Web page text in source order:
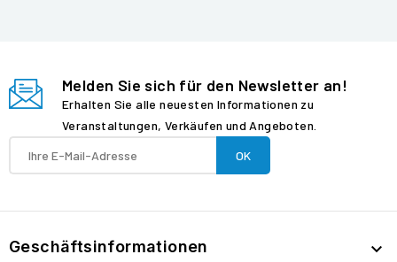
Melden Sie sich für den Newsletter an!
Erhalten Sie alle neuesten Informationen zu
Veranstaltungen, Verkäufen und Angeboten.
Geschäftsinformationen 